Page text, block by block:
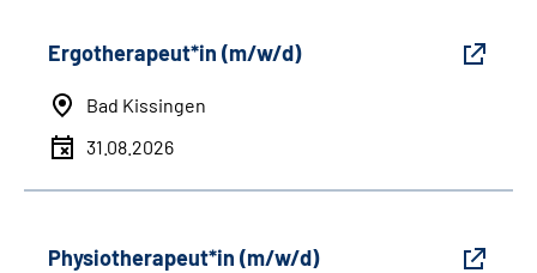
Ergotherapeut*in (m/w/d)
Bad Kissingen
31.08.2026
Physiotherapeut*in (m/w/d)